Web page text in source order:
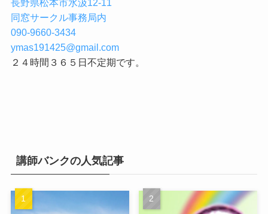
長野県松本市水汲12-11
同窓サークル事務局内
090-9660-3434
ymas191425@gmail.com
２４時間３６５日不定期です。
講師バンクの人気記事